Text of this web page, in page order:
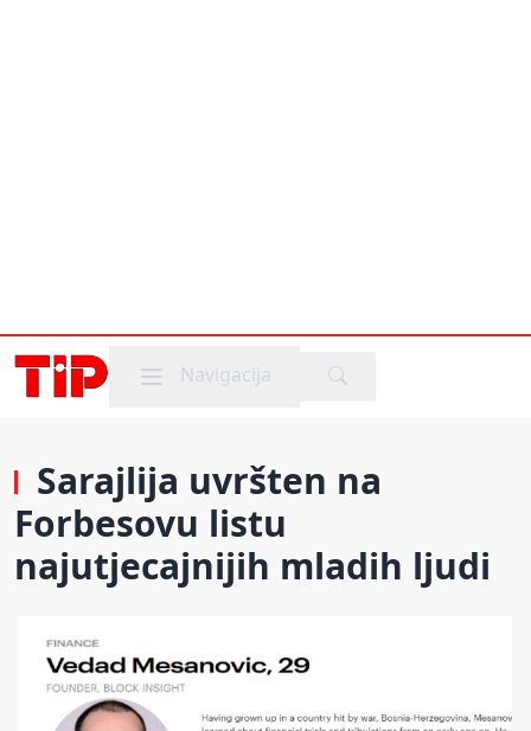
Mobile menu
Navigacija
Sarajlija uvršten na
Forbesovu listu
najutjecajnijih mladih ljudi